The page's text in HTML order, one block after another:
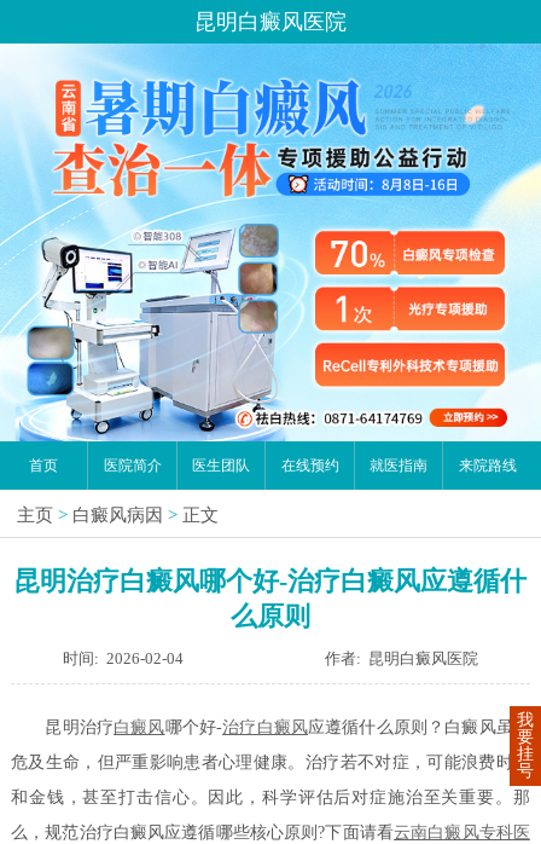
昆明白癜风医院
首页 医院简介 医生团队 在线预约 就医指南 来院路线
主页 > 白癜风病因 > 正文
昆明治疗白癜风哪个好-治疗白癜风应遵循什
么原则
时间: 2026-02-04 作者: 昆明白癜风医院
昆明治疗白癜风哪个好-治疗白癜风应遵循什么原则？白癜风虽不
危及生命，但严重影响患者心理健康。治疗若不对症，可能浪费时间
和金钱，甚至打击信心。因此，科学评估后对症施治至关重要。那
么，规范治疗白癜风应遵循哪些核心原则?下面请看云南白癜风专科医
我
要
挂
号